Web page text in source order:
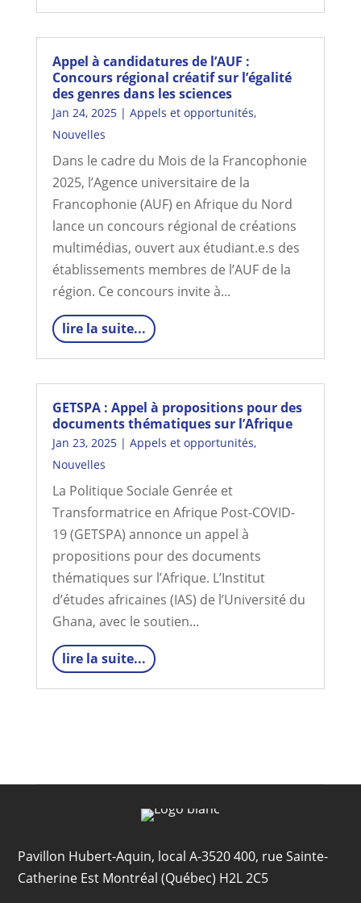
Appel à candidatures de l’AUF :
Concours régional créatif sur l’égalité
des genres dans les sciences
Jan 24, 2025| Appels et opportunités,
Nouvelles
Dans le cadre du Mois de la Francophonie
2025, l’Agence universitaire de la
Francophonie (AUF) en Afrique du Nord
lance un concours régional de créations
multimédias, ouvert aux étudiant.e.s des
établissements membres de l’AUF de la
région. Ce concours invite à...
lire la suite...
GETSPA : Appel à propositions pour des
documents thématiques sur l’Afrique
Jan 23, 2025| Appels et opportunités,
Nouvelles
La Politique Sociale Genrée et
Transformatrice en Afrique Post-COVID-
19 (GETSPA) annonce un appel à
propositions pour des documents
thématiques sur l’Afrique. L’Institut
d’études africaines (IAS) de l’Université du
Ghana, avec le soutien...
lire la suite...
Pavillon Hubert-Aquin, local A-3520 400, rue Sainte-
Catherine Est Montréal (Québec) H2L 2C5